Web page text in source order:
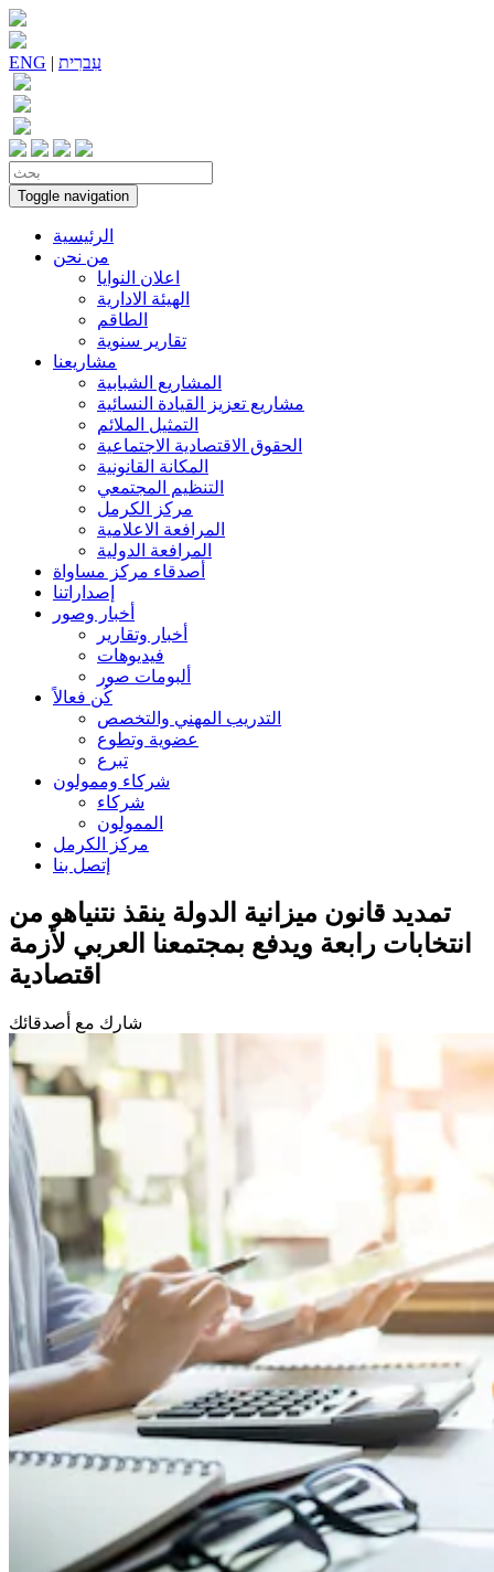
ENG | עִברִית
Toggle navigation
الرئيسية
من نحن
اعلان النوايا
الهيئة الادارية
الطاقم
تقارير سنوية
مشاريعنا
المشاريع الشبابية
مشاريع تعزيز القيادة النسائية
التمثيل الملائم
الحقوق الاقتصادية الاجتماعية
المكانة القانونية
التنظيم المجتمعي
مركز الكرمل
المرافعة الاعلامية
المرافعة الدولية
أصدقاء مركز مساواة
إصداراتنا
أخبار وصور
أخبار وتقارير
فيديوهات
ألبومات صور
كُن فعالاً
التدريب المهني والتخصص
عضوية وتطوع
تبرع
شركاء وممولون
شركاء
الممولون
مركز الكرمل
إتصل بنا
تمديد قانون ميزانية الدولة ينقذ نتنياهو من
انتخابات رابعة ويدفع بمجتمعنا العربي لأزمة
اقتصادية
شارك مع أصدقائك